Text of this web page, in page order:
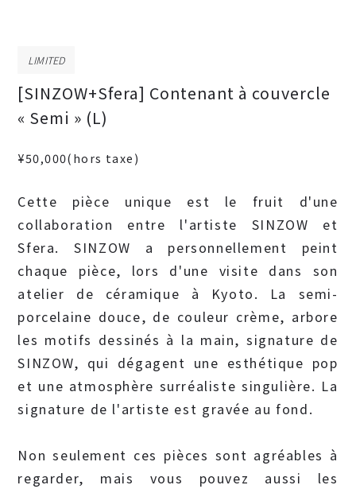
LIMITED
[SINZOW+Sfera] Contenant à couvercle
« Semi » (L)
¥50,000(hors taxe)
Cette pièce unique est le fruit d'une
collaboration entre l'artiste SINZOW et
Sfera. SINZOW a personnellement peint
chaque pièce, lors d'une visite dans son
atelier de céramique à Kyoto. La semi-
porcelaine douce, de couleur crème, arbore
les motifs dessinés à la main, signature de
SINZOW, qui dégagent une esthétique pop
et une atmosphère surréaliste singulière. La
signature de l'artiste est gravée au fond.
Non seulement ces pièces sont agréables à
regarder, mais vous pouvez aussi les